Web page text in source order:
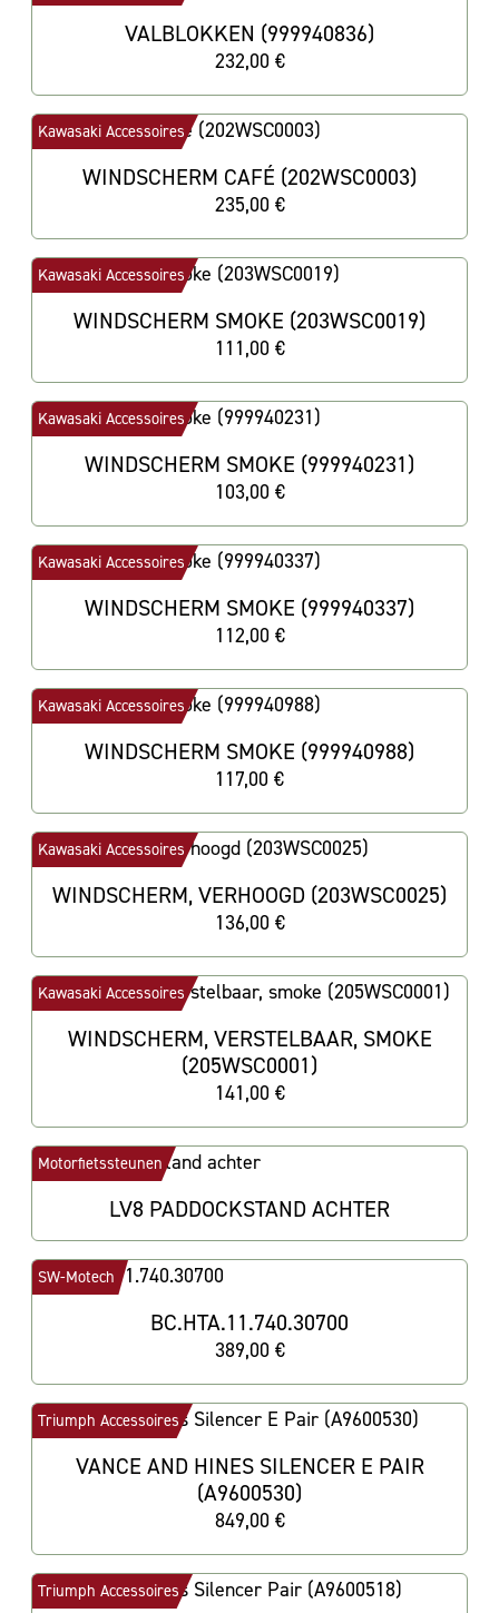
VALBLOKKEN (999940836)
232,00 €
Kawasaki Accessoires
WINDSCHERM CAFÉ (202WSC0003)
235,00 €
Kawasaki Accessoires
WINDSCHERM SMOKE (203WSC0019)
111,00 €
Kawasaki Accessoires
WINDSCHERM SMOKE (999940231)
103,00 €
Kawasaki Accessoires
WINDSCHERM SMOKE (999940337)
112,00 €
Kawasaki Accessoires
WINDSCHERM SMOKE (999940988)
117,00 €
Kawasaki Accessoires
WINDSCHERM, VERHOOGD (203WSC0025)
136,00 €
Kawasaki Accessoires
WINDSCHERM, VERSTELBAAR, SMOKE
(205WSC0001)
141,00 €
Motorfietssteunen
LV8 PADDOCKSTAND ACHTER
SW-Motech
BC.HTA.11.740.30700
389,00 €
Triumph Accessoires
VANCE AND HINES SILENCER E PAIR
(A9600530)
849,00 €
Triumph Accessoires